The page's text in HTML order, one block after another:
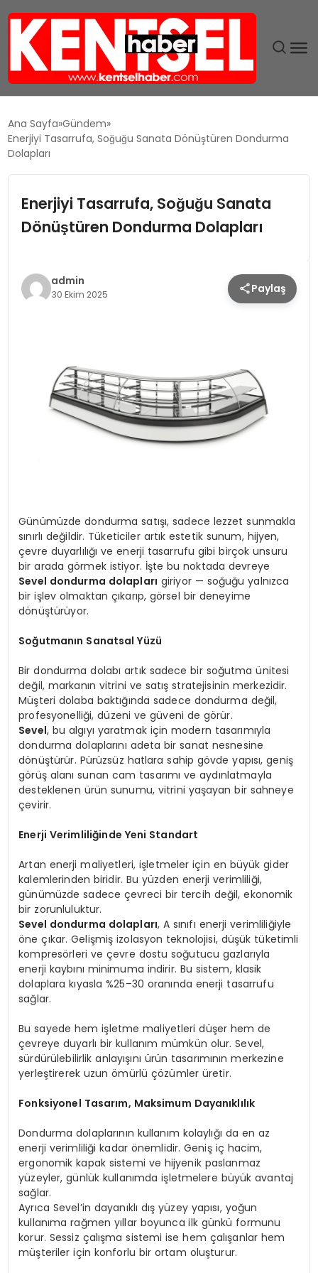
GÜNDEM
EĞITIM
MAGAZIN
SAĞLIK
Ana Sayfa Gündem
Enerjiyi Tasarrufa, Soğuğu Sanata Dönüştüren Dondurma
Dolapları
Enerjiyi Tasarrufa, Soğuğu Sanata
Dönüştüren Dondurma Dolapları
admin
30 Ekim 2025 Paylaş
Günümüzde dondurma satışı, sadece lezzet sunmakla
sınırlı değildir. Tüketiciler artık estetik sunum, hijyen,
çevre duyarlılığı ve enerji tasarrufu gibi birçok unsuru
bir arada görmek istiyor. İşte bu noktada devreye
Sevel dondurma dolapları giriyor — soğuğu yalnızca
bir işlev olmaktan çıkarıp, görsel bir deneyime
dönüştürüyor.
Soğutmanın Sanatsal Yüzü
Bir dondurma dolabı artık sadece bir soğutma ünitesi
değil, markanın vitrini ve satış stratejisinin merkezidir.
Müşteri dolaba baktığında sadece dondurma değil,
profesyonelliği, düzeni ve güveni de görür.
Sevel, bu algıyı yaratmak için modern tasarımıyla
dondurma dolaplarını adeta bir sanat nesnesine
dönüştürür. Pürüzsüz hatlara sahip gövde yapısı, geniş
görüş alanı sunan cam tasarımı ve aydınlatmayla
desteklenen ürün sunumu, vitrini yaşayan bir sahneye
çevirir.
Enerji Verimliliğinde Yeni Standart
Artan enerji maliyetleri, işletmeler için en büyük gider
kalemlerinden biridir. Bu yüzden enerji verimliliği,
günümüzde sadece çevreci bir tercih değil, ekonomik
bir zorunluluktur.
Sevel dondurma dolapları, A sınıfı enerji verimliliğiyle
öne çıkar. Gelişmiş izolasyon teknolojisi, düşük tüketimli
kompresörleri ve çevre dostu soğutucu gazlarıyla
enerji kaybını minimuma indirir. Bu sistem, klasik
dolaplara kıyasla %25–30 oranında enerji tasarrufu
sağlar.
Bu sayede hem işletme maliyetleri düşer hem de
çevreye duyarlı bir kullanım mümkün olur. Sevel,
sürdürülebilirlik anlayışını ürün tasarımının merkezine
yerleştirerek uzun ömürlü çözümler üretir.
Fonksiyonel Tasarım, Maksimum Dayanıklılık
Dondurma dolaplarının kullanım kolaylığı da en az
enerji verimliliği kadar önemlidir. Geniş iç hacim,
ergonomik kapak sistemi ve hijyenik paslanmaz
yüzeyler, günlük kullanımda işletmelere büyük avantaj
sağlar.
Ayrıca Sevel’in dayanıklı dış yüzey yapısı, yoğun
kullanıma rağmen yıllar boyunca ilk günkü formunu
korur. Sessiz çalışma sistemi ise hem çalışanlar hem
müşteriler için konforlu bir ortam oluşturur.